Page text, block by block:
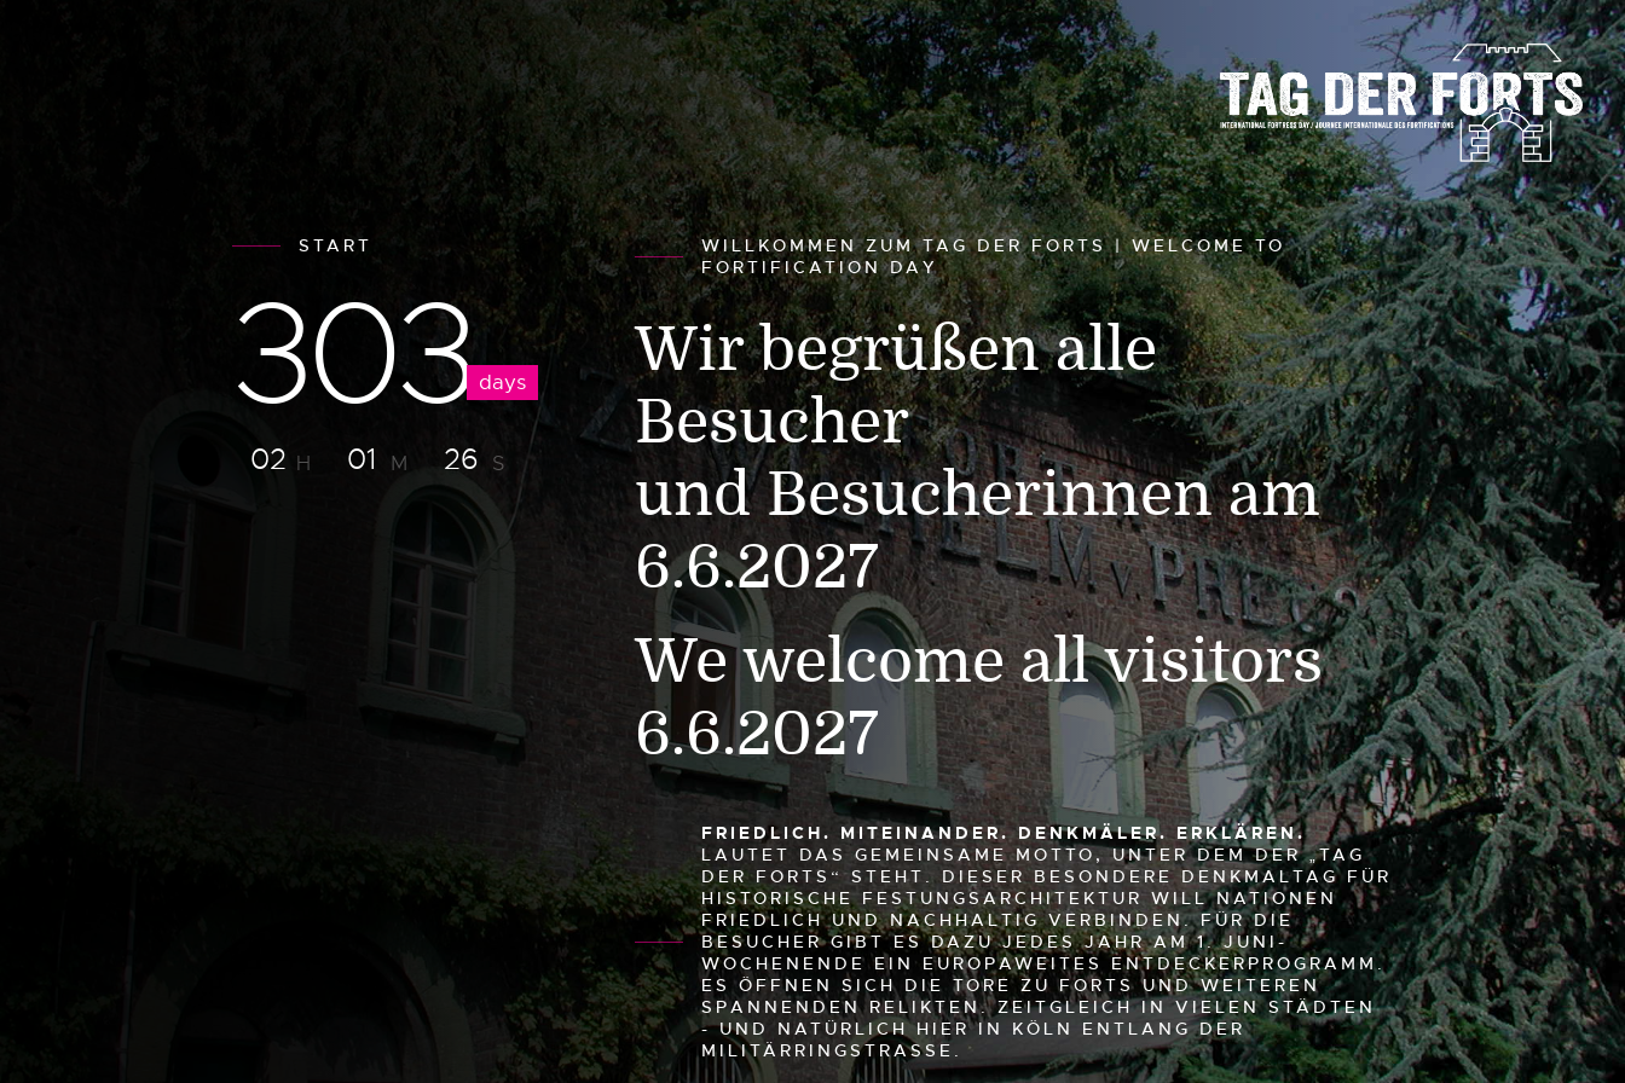
WILLKOMMEN ZUM TAG DER FORTS | WELCOME TO
FORTIFICATION DAY
Wir begrüßen alle
Besucher
und Besucherinnen am
6.6.2027
We welcome all visitors
6.6.2027
FRIEDLICH. MITEINANDER. DENKMÄLER. ERKLÄREN.
LAUTET DAS GEMEINSAME MOTTO, UNTER DEM DER „TAG
DER FORTS“ STEHT. DIESER BESONDERE DENKMALTAG FÜR
HISTORISCHE FESTUNGSARCHITEKTUR WILL NATIONEN
FRIEDLICH UND NACHHALTIG VERBINDEN. FÜR DIE
BESUCHER GIBT ES DAZU JEDES JAHR AM 1. JUNI-
WOCHENENDE EIN EUROPAWEITES ENTDECKERPROGRAMM.
ES ÖFFNEN SICH DIE TORE ZU FORTS UND WEITEREN
SPANNENDEN RELIKTEN. ZEITGLEICH IN VIELEN STÄDTEN
- UND NATÜRLICH HIER IN KÖLN ENTLANG DER
MILITÄRRINGSTRASSE.
START
303 days
02 H 01 M 25 S